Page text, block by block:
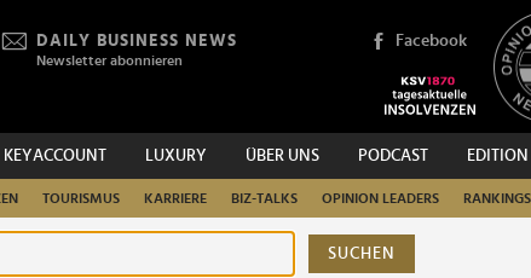
DAILY BUSINESS NEWS
Newsletter abonnieren
Facebook
KEYACCOUNT LUXURY ÜBER UNS PODCAST EDITION
TOURISMUS KARRIERE BIZ-TALKS OPINION LEADERS RANKINGS
SUCHEN